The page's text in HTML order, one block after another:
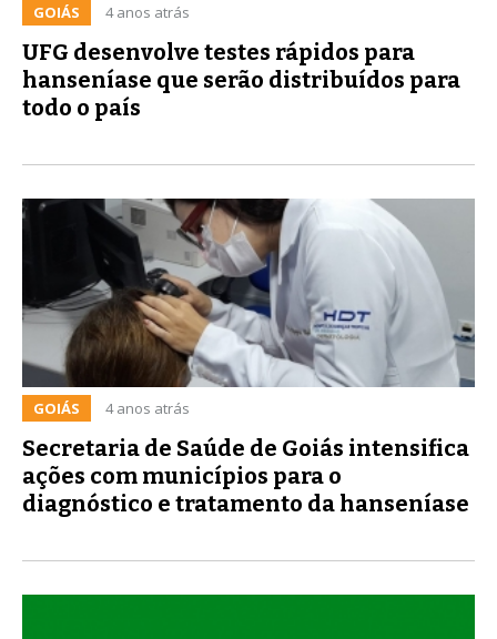
GOIÁS 4 anos atrás
UFG desenvolve testes rápidos para
hanseníase que serão distribuídos para
todo o país
GOIÁS 4 anos atrás
Secretaria de Saúde de Goiás intensifica
ações com municípios para o
diagnóstico e tratamento da hanseníase